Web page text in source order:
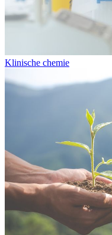
Klinische chemie